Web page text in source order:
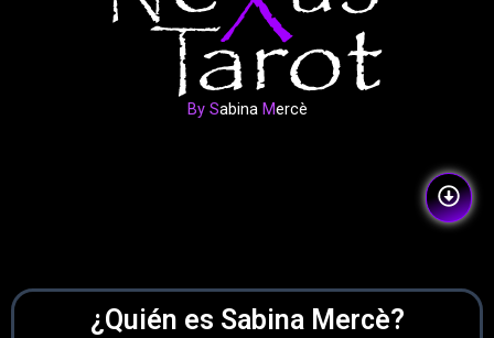
By Sabina Mercè
¿Quién es Sabina Mercè?